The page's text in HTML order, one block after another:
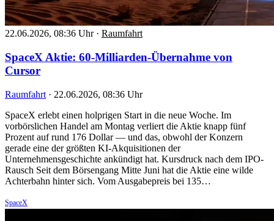
22.06.2026, 08:36 Uhr · Raumfahrt
SpaceX Aktie: 60-Milliarden-Übernahme von
Cursor
Raumfahrt · 22.06.2026, 08:36 Uhr
SpaceX erlebt einen holprigen Start in die neue Woche. Im
vorbörslichen Handel am Montag verliert die Aktie knapp fünf
Prozent auf rund 176 Dollar — und das, obwohl der Konzern
gerade eine der größten KI-Akquisitionen der
Unternehmensgeschichte ankündigt hat. Kursdruck nach dem IPO-
Rausch Seit dem Börsengang Mitte Juni hat die Aktie eine wilde
Achterbahn hinter sich. Vom Ausgabepreis bei 135…
SpaceX